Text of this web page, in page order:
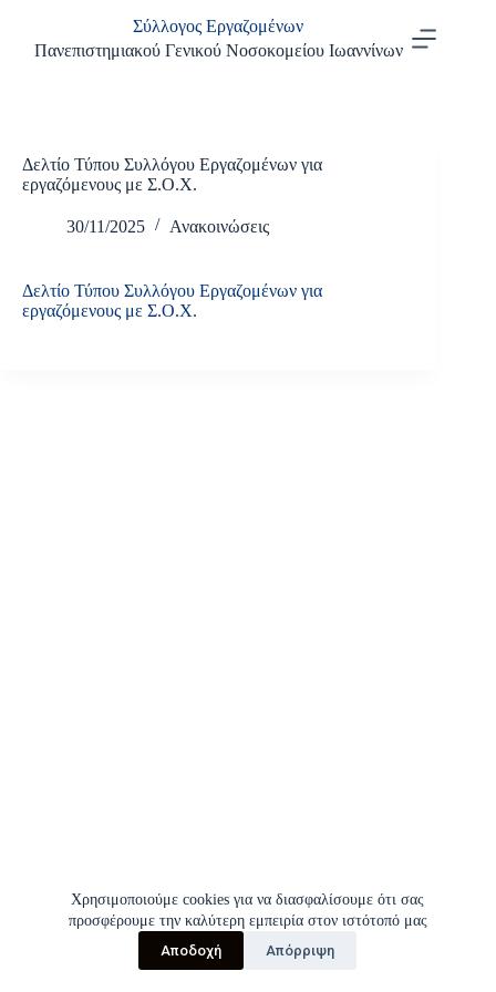
περιεχόμενο
Χρησιμοποιούμε cookies για να διασφαλίσουμε ότι σας
προσφέρουμε την καλύτερη εμπειρία στον ιστότοπό μας
Αποδοχή
Απόρριψη
Σύλλογος Εργαζομένων
Πανεπιστημιακού Γενικού Νοσοκομείου Ιωαννίνων
Δελτίο Τύπου Συλλόγου Εργαζομένων για
εργαζόμενους με Σ.Ο.Χ.
30/11/2025 Ανακοινώσεις
Δελτίο Τύπου Συλλόγου Εργαζομένων για
εργαζόμενους με Σ.Ο.Χ.